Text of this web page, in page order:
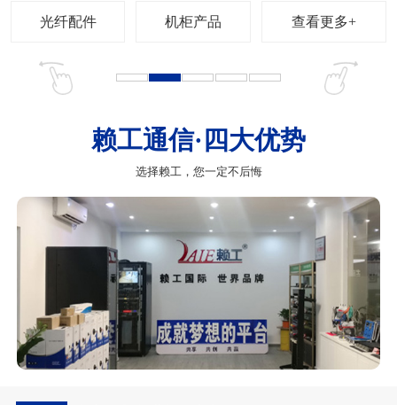
查看更多+
赖工通信·四大优势
选择赖工，您一定不后悔